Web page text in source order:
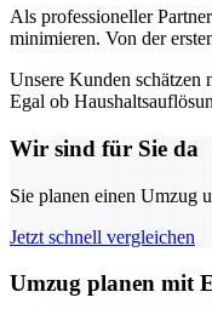
Als professioneller
minimieren. Von der
Unsere Kunden schätzen
Egal ob
Wir sind für Sie da
Sie planen einen Umzug
Jetzt schnell vergleichen
Umzug planen mit